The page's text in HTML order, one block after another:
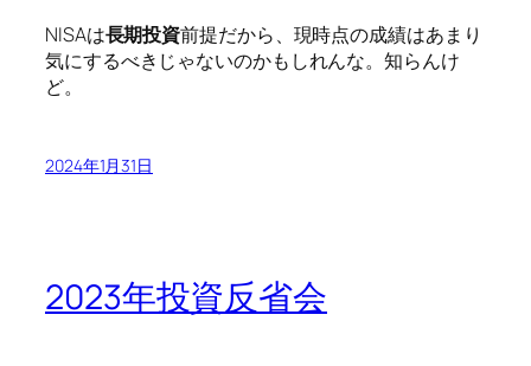
NISAは長期投資前提だから、現時点の成績はあまり
気にするべきじゃないのかもしれんな。知らんけ
ど。
2024年1月31日
2023年投資反省会